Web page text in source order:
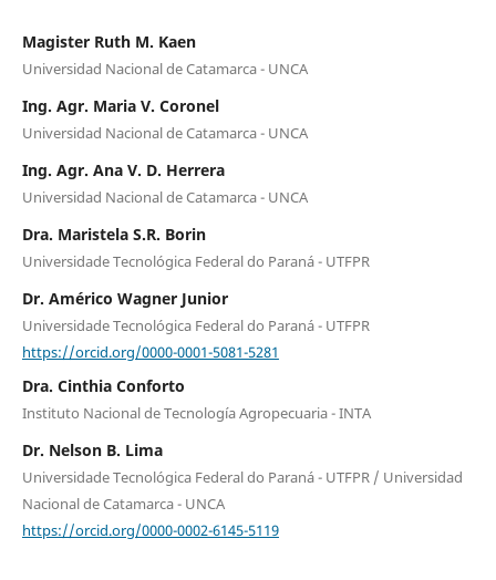
Magister Ruth M. Kaen
Universidad Nacional de Catamarca - UNCA
Ing. Agr. Maria V. Coronel
Universidad Nacional de Catamarca - UNCA
Ing. Agr. Ana V. D. Herrera
Universidad Nacional de Catamarca - UNCA
Dra. Maristela S.R. Borin
Universidade Tecnológica Federal do Paraná - UTFPR
Dr. Américo Wagner Junior
Universidade Tecnológica Federal do Paraná - UTFPR
https://orcid.org/0000-0001-5081-5281
Dra. Cinthia Conforto
Instituto Nacional de Tecnología Agropecuaria - INTA
Dr. Nelson B. Lima
Universidade Tecnológica Federal do Paraná - UTFPR / Universidad
Nacional de Catamarca - UNCA
https://orcid.org/0000-0002-6145-5119